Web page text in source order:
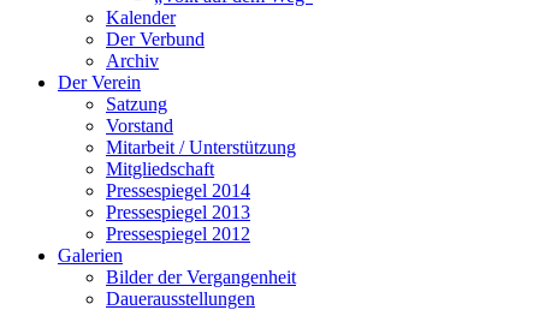
Kalender
Der Verbund
Archiv
Der Verein
Satzung
Vorstand
Mitarbeit / Unterstützung
Mitgliedschaft
Pressespiegel 2014
Pressespiegel 2013
Pressespiegel 2012
Galerien
Bilder der Vergangenheit
Dauerausstellungen